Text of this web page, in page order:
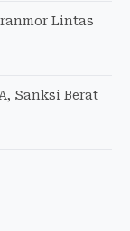
Lintas
Sanksi Berat